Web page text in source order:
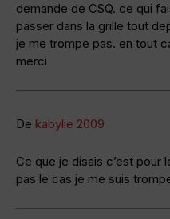
demande de CSQ. ce qui
passer dans la grille tout
je me trompe pas. en tout
merci
De kabylie 2009
Ce que je disais c’est pour
pas le cas je me suis